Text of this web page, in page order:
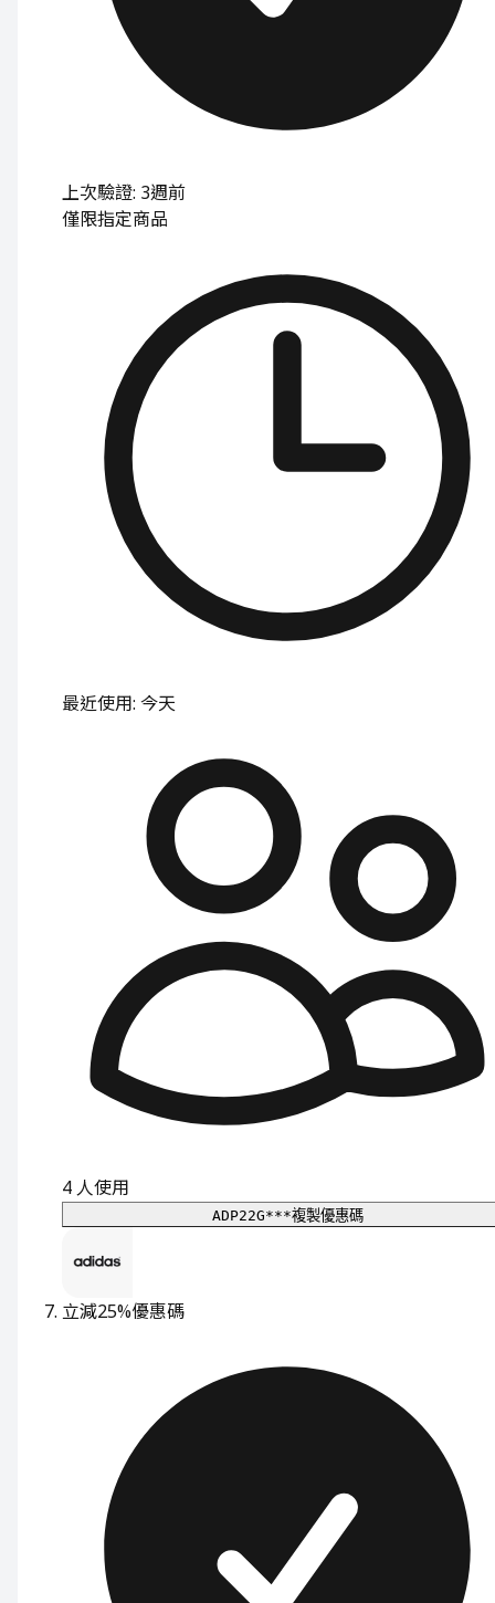
上次驗證: 3週前
僅限指定商品
最近使用: 今天
4 人使用
ADP22G***複製優惠碼
立減25%優惠碼